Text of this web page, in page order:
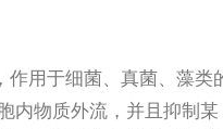
作用于细菌、真菌、藻类
内物质外流，并且抑制某